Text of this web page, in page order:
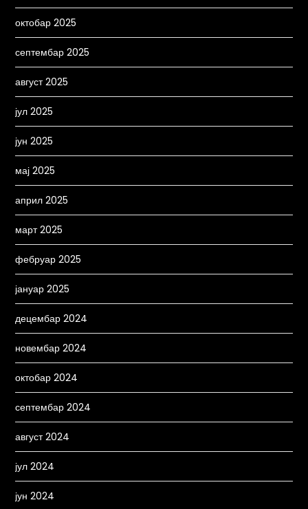
октобар 2025
септембар 2025
август 2025
јул 2025
јун 2025
мај 2025
април 2025
март 2025
фебруар 2025
јануар 2025
децембар 2024
новембар 2024
октобар 2024
септембар 2024
август 2024
јул 2024
јун 2024